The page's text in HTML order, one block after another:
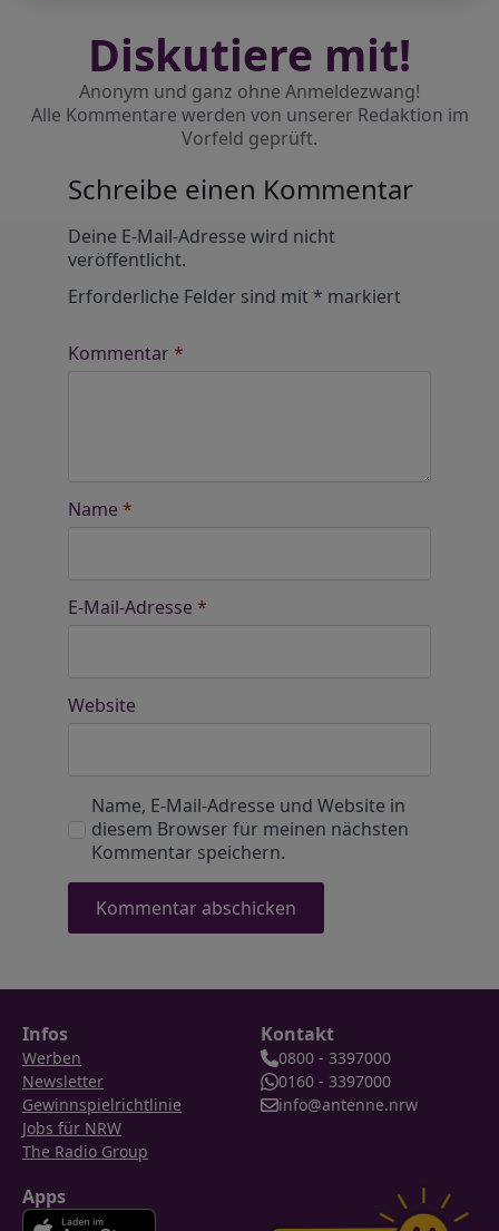
Diskutiere mit!
Anonym und ganz ohne Anmeldezwang!
Alle Kommentare werden von unserer Redaktion im
Vorfeld geprüft.
Schreibe einen Kommentar
Deine E-Mail-Adresse wird nicht
veröffentlicht.
Erforderliche Felder sind mit* markiert
Kommentar*
Name *
E-Mail-Adresse *
Website
Name, E-Mail-Adresse und Website in
diesem Browser für meinen nächsten
Kommentar speichern.
Infos
Werben
Newsletter
Gewinnspielrichtlinie
Jobs für NRW
The Radio Group
Kontakt
0800 - 3397000
0160 - 3397000
info@antenne.nrw
Apps